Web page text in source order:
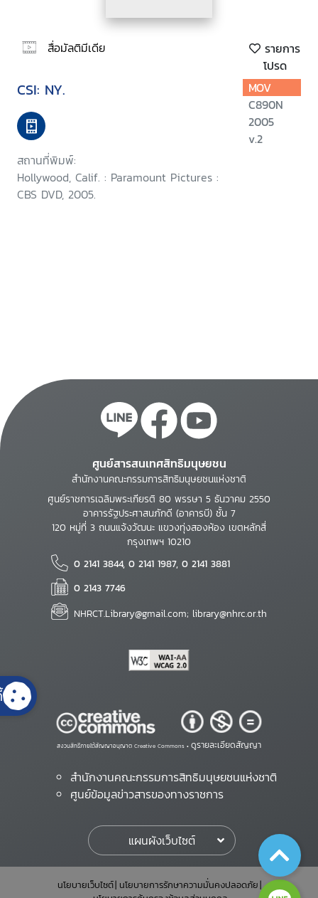
สื่อมัลติมีเดีย
รายการ
โปรด
CSI: NY.
สถานที่พิมพ์:
Hollywood, Calif. : Paramount Pictures :
CBS DVD, 2005.
MOV
C890N
2005
v.2
ศูนย์สารสนเทศสิทธิมนุษยชน
สำนักงานคณะกรรมการสิทธิมนุษยชนแห่งชาติ
ศูนย์ราชการเฉลิมพระเกียรติ 80 พรรษา 5 ธันวาคม 2550
อาคารรัฐประศาสนภักดี (อาคารบี) ชั้น 7
120 หมู่ที่ 3 ถนนแจ้งวัฒนะ แขวงทุ่งสองห้อง เขตหลักสี่
กรุงเทพฯ 10210
0 2141 3844, 0 2141 1987, 0 2141 3881
0 2143 7746
NHRCT.Library@gmail.com; library@nhrc.or.th
สงวนสิทธิ์ภายใต้สัญญาอนุญาต Creative Commons • ดูรายละเอียดสัญญา
สำนักงานคณะกรรมการสิทธิมนุษยชนแห่งชาติ
ศูนย์ข้อมูลข่าวสารของทางราชการ
แผนผังเว็บไซต์
นโยบายเว็บไซต์ นโยบายการรักษาความมั่นคงปลอดภัย